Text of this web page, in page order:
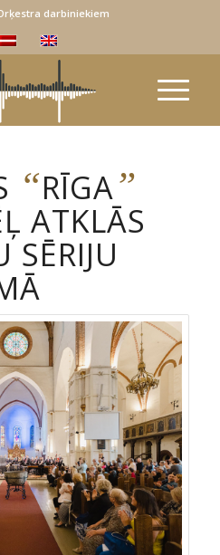
darbiniekiem
“RĪGA”
ATKLĀS
SĒRIJU